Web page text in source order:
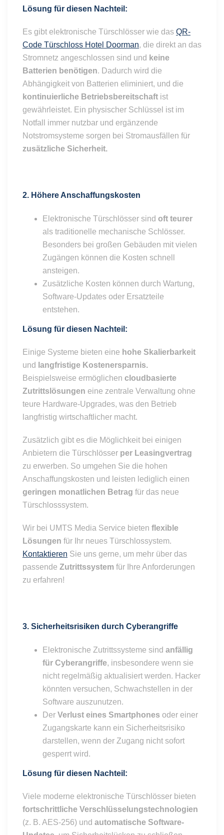
Lösung für diesen Nachteil:
Es gibt elektronische Türschlösser wie das QR-
Code Türschloss Hotel Doorman, die direkt an das
Stromnetz angeschlossen sind und keine
Batterien benötigen. Dadurch wird die
Abhängigkeit von Batterien eliminiert, und die
kontinuierliche Betriebsbereitschaft ist
gewährleistet. Ein physischer Schlüssel ist im
Notfall immer nutzbar und ergänzende
Notstromsysteme sorgen bei Stromausfällen für
zusätzliche Sicherheit.
2. Höhere Anschaffungskosten
Elektronische Türschlösser sind oft teurer
als traditionelle mechanische Schlösser.
Besonders bei großen Gebäuden mit vielen
Zugängen können die Kosten schnell
ansteigen.
Zusätzliche Kosten können durch Wartung,
Software-Updates oder Ersatzteile
entstehen.
Lösung für diesen Nachteil:
Einige Systeme bieten eine hohe Skalierbarkeit
und langfristige Kostenersparnis.
Beispielsweise ermöglichen cloudbasierte
Zutrittslösungen eine zentrale Verwaltung ohne
teure Hardware-Upgrades, was den Betrieb
langfristig wirtschaftlicher macht.
Zusätzlich gibt es die Möglichkeit bei einigen
Anbietern die Türschlösser per Leasingvertrag
zu erwerben. So umgehen Sie die hohen
Anschaffungskosten und leisten lediglich einen
geringen monatlichen Betrag für das neue
Türschlosssystem.
Wir bei UMTS Media Service bieten flexible
Lösungen für Ihr neues Türschlossystem.
Kontaktieren Sie uns gerne, um mehr über das
passende Zutrittssystem für Ihre Anforderungen
zu erfahren!
3. Sicherheitsrisiken durch Cyberangriffe
Elektronische Zutrittssysteme sind anfällig
für Cyberangriffe, insbesondere wenn sie
nicht regelmäßig aktualisiert werden. Hacker
könnten versuchen, Schwachstellen in der
Software auszunutzen.
Der Verlust eines Smartphones oder einer
Zugangskarte kann ein Sicherheitsrisiko
darstellen, wenn der Zugang nicht sofort
gesperrt wird.
Lösung für diesen Nachteil:
Viele moderne elektronische Türschlösser bieten
fortschrittliche Verschlüsselungstechnologien
(z. B. AES-256) und automatische Software-